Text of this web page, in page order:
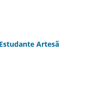
Artesã